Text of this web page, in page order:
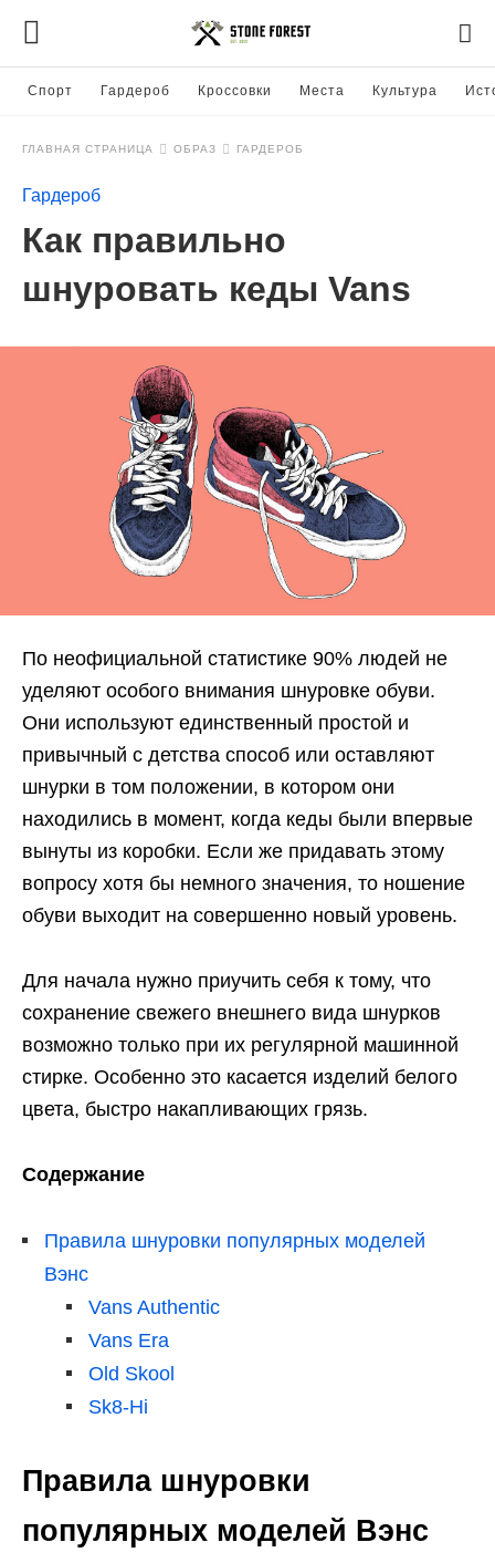
Спорт Гардероб Кроссовки Места Культура
ГЛАВНАЯ СТРАНИЦА ОБРАЗ ГАРДЕРОБ
Гардероб
Как правильно
шнуровать кеды Vans
По неофициальной статистике 90% людей не
уделяют особого внимания шнуровке обуви.
Они используют единственный простой и
привычный с детства способ или оставляют
шнурки в том положении, в котором они
находились в момент, когда кеды были впервые
вынуты из коробки. Если же придавать этому
вопросу хотя бы немного значения, то ношение
обуви выходит на совершенно новый уровень.
Для начала нужно приучить себя к тому, что
сохранение свежего внешнего вида шнурков
возможно только при их регулярной машинной
стирке. Особенно это касается изделий белого
цвета, быстро накапливающих грязь.
Содержание
Правила шнуровки популярных моделей
Вэнс
Vans Authentic
Vans Era
Old Skool
Sk8-Hi
Правила шнуровки
популярных моделей Вэнс